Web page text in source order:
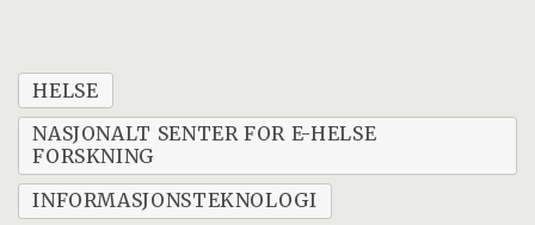
HELSE
NASJONALT SENTER FOR E-HELSE
FORSKNING
INFORMASJONSTEKNOLOGI